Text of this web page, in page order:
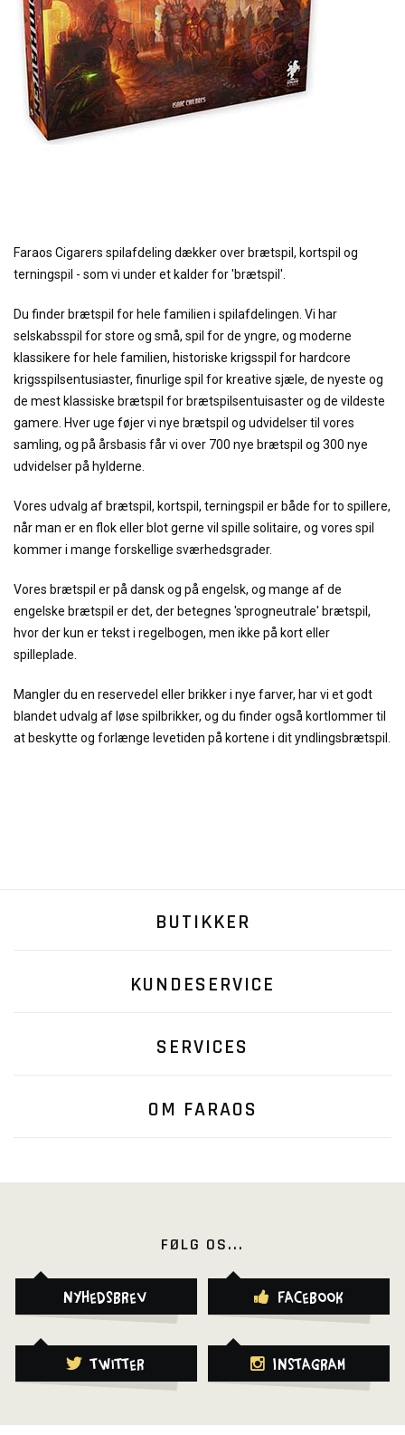
Faraos Cigarers spilafdeling dækker over brætspil, kortspil og
terningspil - som vi under et kalder for 'brætspil'.
Du finder brætspil for hele familien i spilafdelingen. Vi har
selskabsspil for store og små, spil for de yngre, og moderne
klassikere for hele familien, historiske krigsspil for hardcore
krigsspilsentusiaster, finurlige spil for kreative sjæle, de nyeste og
de mest klassiske brætspil for brætspilsentuisaster og de vildeste
gamere. Hver uge føjer vi nye brætspil og udvidelser til vores
samling, og på årsbasis får vi over 700 nye brætspil og 300 nye
udvidelser på hylderne.
Vores udvalg af brætspil, kortspil, terningspil er både for to spillere,
når man er en flok eller blot gerne vil spille solitaire, og vores spil
kommer i mange forskellige sværhedsgrader.
Vores brætspil er på dansk og på engelsk, og mange af de
engelske brætspil er det, der betegnes 'sprogneutrale' brætspil,
hvor der kun er tekst i regelbogen, men ikke på kort eller
spilleplade.
Mangler du en reservedel eller brikker i nye farver, har vi et godt
blandet udvalg af løse spilbrikker, og du finder også kortlommer til
at beskytte og forlænge levetiden på kortene i dit yndlingsbrætspil.
BUTIKKER
KUNDESERVICE
SERVICES
OM FARAOS
FØLG OS...
Nyhedsbrev Facebook
Twitter Instagram